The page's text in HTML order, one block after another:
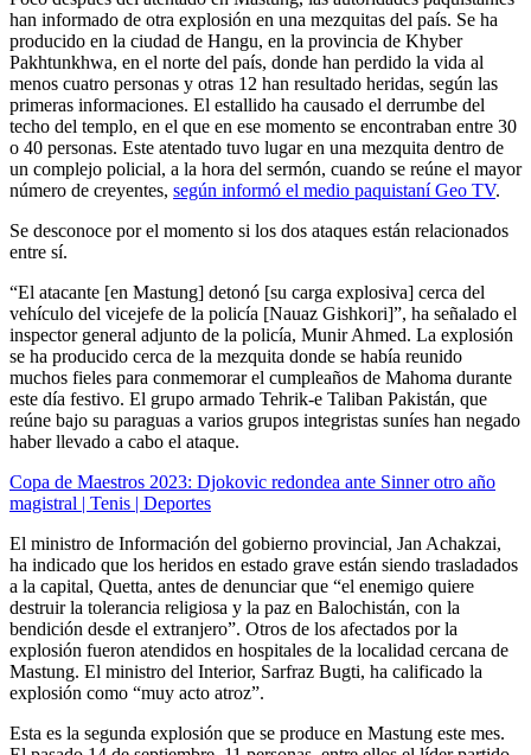
han informado de otra explosión en una mezquitas del país. Se ha
producido en la ciudad de Hangu, en la provincia de Khyber
Pakhtunkhwa, en el norte del país, donde han perdido la vida al
menos cuatro personas y otras 12 han resultado heridas, según las
primeras informaciones. El estallido ha causado el derrumbe del
techo del templo, en el que en ese momento se encontraban entre 30
o 40 personas. Este atentado tuvo lugar en una mezquita dentro de
un complejo policial, a la hora del sermón, cuando se reúne el mayor
número de creyentes, según informó el medio paquistaní Geo TV.
Se desconoce por el momento si los dos ataques están relacionados
entre sí.
“El atacante [en Mastung] detonó [su carga explosiva] cerca del
vehículo del vicejefe de la policía [Nauaz Gishkori]”, ha señalado el
inspector general adjunto de la policía, Munir Ahmed. La explosión
se ha producido cerca de la mezquita donde se había reunido
muchos fieles para conmemorar el cumpleaños de Mahoma durante
este día festivo. El grupo armado Tehrik-e Taliban Pakistán, que
reúne bajo su paraguas a varios grupos integristas suníes han negado
haber llevado a cabo el ataque.
Copa de Maestros 2023: Djokovic redondea ante Sinner otro año
magistral | Tenis | Deportes
El ministro de Información del gobierno provincial, Jan Achakzai,
ha indicado que los heridos en estado grave están siendo trasladados
a la capital, Quetta, antes de denunciar que “el enemigo quiere
destruir la tolerancia religiosa y la paz en Balochistán, con la
bendición desde el extranjero”. Otros de los afectados por la
explosión fueron atendidos en hospitales de la localidad cercana de
Mastung. El ministro del Interior, Sarfraz Bugti, ha calificado la
explosión como “muy acto atroz”.
Esta es la segunda explosión que se produce en Mastung este mes.